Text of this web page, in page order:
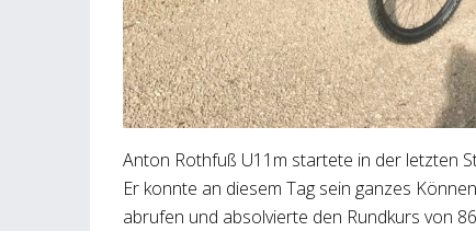
Anton Rothfuß U11m startete in der letzten
Er konnte an diesem Tag sein ganzes
abrufen und absolvierte den Rundkurs von